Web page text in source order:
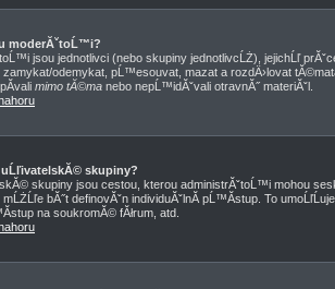
moderĂˇtoĹ™i?
jsou jednotlivci (nebo skupiny jednotlivcĹŻ), jejichĹľ
zamykat/odemykat, pĹ™esouvat, mazat a rozdÄ›lovat
mimo tĂ©ma nebo nepĹ™idĂˇvali otravnĂ˝ materiĂˇl.
skupiny?
skupiny jsou cestou, kterou administrĂˇtoĹ™i mohou
mĹŻĹľe bĂ˝t definovĂˇn individuĂˇlnĂ­ pĹ™Ă­stup. To
na soukromĂ© fĂłrum, atd.